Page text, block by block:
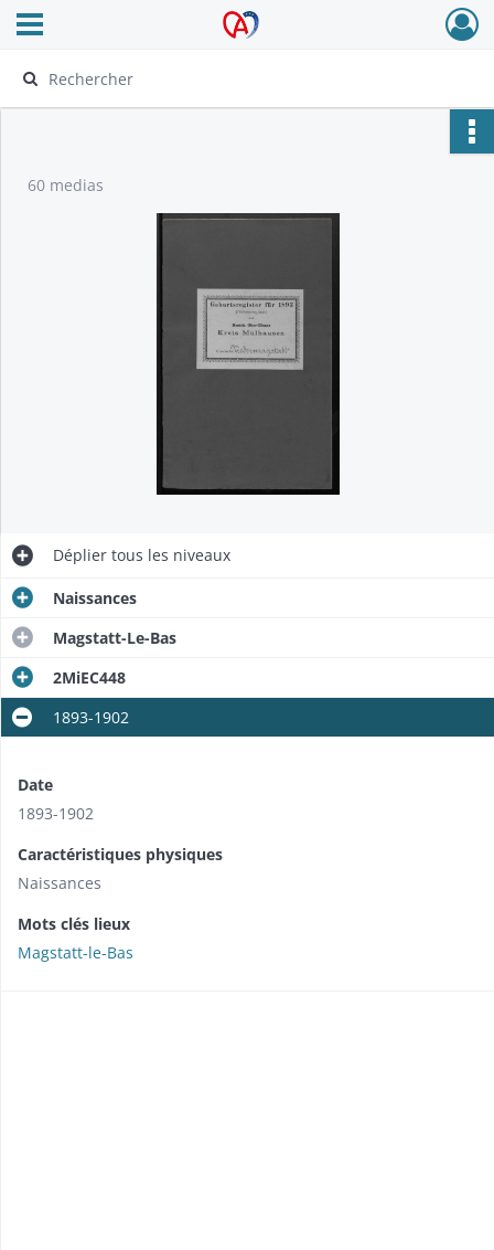
Archives Alsace - Colmar
Ouvrir le menu déroulant
60 medias
Déplier tous les niveaux
Naissances
Magstatt-Le-Bas
2MiEC448
1893-1902
Date
1893-1902
Caractéristiques physiques
Naissances
Mots clés lieux
Magstatt-le-Bas